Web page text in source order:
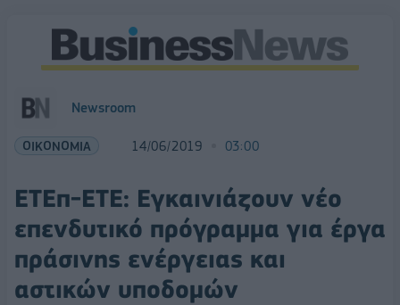
Newsroom
ΟΙΚΟΝΟΜΙΑ 14/06/2019 03:00
ΕΤΕπ-ΕΤE: Εγκαινιάζουν νέο
επενδυτικό πρόγραμμα για έργα
πράσινης ενέργειας και
αστικών υποδομών